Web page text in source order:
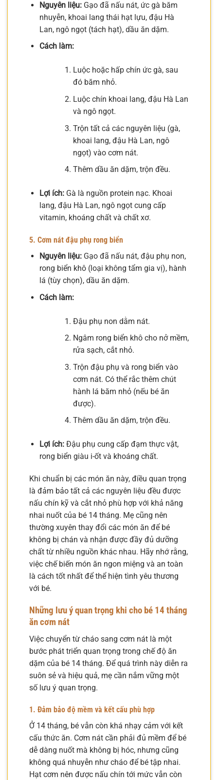
Nguyên liệu:Gạo đã nấu nát, ức gà băm
nhuyễn, khoai lang thái hạt lựu, đậu Hà
Lan, ngô ngọt (tách hạt), dầu ăn dặm.
Cách làm:
Luộc hoặc hấp chín ức gà, sau
đó băm nhỏ.
Luộc chín khoai lang, đậu Hà Lan
và ngô ngọt.
Trộn tất cả các nguyên liệu (gà,
khoai lang, đậu Hà Lan, ngô
ngọt) vào cơm nát.
Thêm dầu ăn dặm, trộn đều.
Lợi ích:Gà là nguồn protein nạc. Khoai
lang, đậu Hà Lan, ngô ngọt cung cấp
vitamin, khoáng chất và chất xơ.
5. Cơm nát đậu phụ rong biển
Nguyên liệu:Gạo đã nấu nát, đậu phụ non,
rong biển khô (loại không tẩm gia vị), hành
lá (tùy chọn), dầu ăn dặm.
Cách làm:
Đậu phụ non dằm nát.
Ngâm rong biển khô cho nở mềm,
rửa sạch, cắt nhỏ.
Trộn đậu phụ và rong biển vào
cơm nát. Có thể rắc thêm chút
hành lá băm nhỏ (nếu bé ăn
được).
Thêm dầu ăn dặm, trộn đều.
Lợi ích:Đậu phụ cung cấp đạm thực vật,
rong biển giàu i-ốt và khoáng chất.
Khi chuẩn bị các món ăn này, điều quan trọng
là đảm bảo tất cả các nguyên liệu đều được
nấu chín kỹ và cắt nhỏ phù hợp với khả năng
nhai nuốt của bé 14 tháng. Mẹ cũng nên
thường xuyên thay đổi các món ăn để bé
không bị chán và nhận được đầy đủ dưỡng
chất từ nhiều nguồn khác nhau. Hãy nhớ rằng,
việc chế biến món ăn ngon miệng và an toàn
là cách tốt nhất để thể hiện tình yêu thương
với bé.
Những lưu ý quan trọng khi cho bé 14 tháng
ăn cơm nát
Việc chuyển từ cháo sang cơm nát là một
bước phát triển quan trọng trong chế độ ăn
dặm của bé 14 tháng. Để quá trình này diễn ra
suôn sẻ và hiệu quả, mẹ cần nắm vững một
số lưu ý quan trọng.
1. Đảm bảo độ mềm và kết cấu phù hợp
Ở 14 tháng, bé vẫn còn khá nhạy cảm với kết
cấu thức ăn. Cơm nát cần phải đủ mềm để bé
dễ dàng nuốt mà không bị hóc, nhưng cũng
không quá nhuyễn như cháo để bé tập nhai.
Hạt cơm nên được nấu chín tới mức vẫn còn